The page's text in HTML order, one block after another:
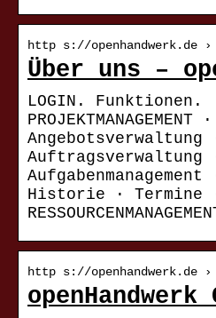
http s://openhandwerk.de ›
Über uns –
LOGIN. Funktionen.
PROJEKTMANAGEMENT ·
Angebotsverwaltung
Auftragsverwaltung
Historie · Termine
http s://openhandwerk.de ›
openHandwerk